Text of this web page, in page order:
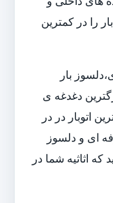
را در کمترین
بار
دغدغه ی
اتوبار در در
ای و دلسوز
که اثاثیه شما در